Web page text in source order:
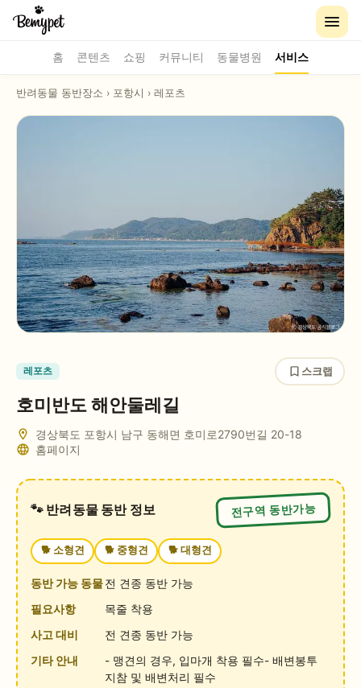
홈 콘텐츠 쇼핑 커뮤니티 동물병원 서비스
반려동물 동반장소 › 포항시 › 레포츠
레포츠 스크랩
호미반도 해안둘레길
경상북도 포항시 남구 동해면 호미로2790번길 20-18
홈페이지
🐾 반려동물 동반 정보 전구역 동반가능
🐕 소형견 🐕 중형견 🐕 대형견
동반 가능 동물전 견종 동반 가능
필요사항
목줄 착용
사고 대비
전 견종 동반 가능
기타 안내
- 맹견의 경우, 입마개 착용 필수- 배변봉투
지참 및 배변처리 필수